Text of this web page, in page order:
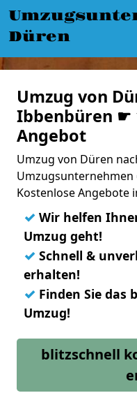
Düren
Umzug von
Ibbenbüren ☛
Angebot
Umzug von Düren
Umzugsunternehmen
Kostenlose Angebote
✓ Wir helfen
Umzug geht!
✓ Schnell &
erhalten!
✓ Finden Sie das
Umzug!
blitzschnell